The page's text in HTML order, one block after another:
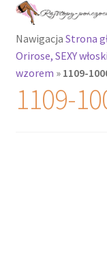
Przejdź
nawigacji
Przejdź
treści
Rajstopy
menu
Nawigacja Strona
Orirose, SEXY
wzorem » 1109-
1109-